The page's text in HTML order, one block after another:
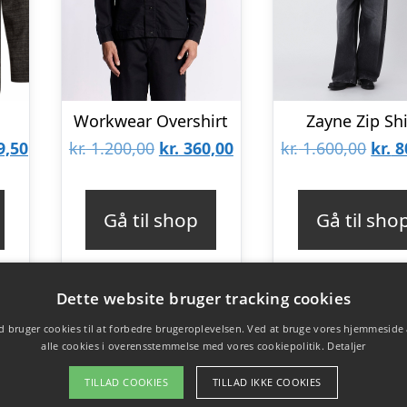
Den
kr. 1.099,50.
Workwear Overshirt
kr.1.200,00 Den
var:
kr. 1.200,00.
kr. 360,00Den
kr. 360,00.
Gå til shop
Zayne Zip
kr.1.600,00 Den
var:
kr.
kr.
Gå til
Dette website bruger tracking cookies
bruger cookies til at forbedre brugeroplevelsen. Ved at bruge vores hjemmeside
alle cookies i overensstemmelse med vores cookiepolitik. Detaljer
TILLAD COOKIES TILLAD IKKE COOKIES